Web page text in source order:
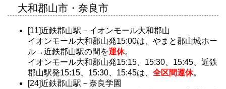
大和郡山市・奈良市
[11]近鉄郡山駅－イオンモール大和郡山
イオンモール大和郡山発15:00は、やまと郡山城ホー
ル→近鉄郡山駅の間を運休。
イオンモール大和郡山発15:15、15:30、15:45、近鉄
郡山駅発15:15、15:30、15:45は、 全区間運休。
[24]近鉄郡山駅－奈良学園